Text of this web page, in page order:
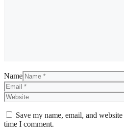
Name
Save my name, email, and
time I comment.